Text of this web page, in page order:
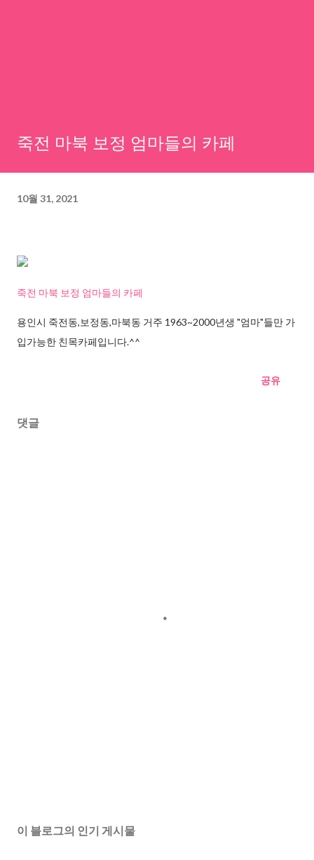
죽전 마북 보정 엄마들의 카페
10월 31, 2021
죽전 마북 보정 엄마들의 카페
용인시 죽전동,보정동,마북동 거주 1963~2000년생 "엄마"들만 가
입가능한 친목카페입니다.^^
공유
댓글
이 블로그의 인기 게시물